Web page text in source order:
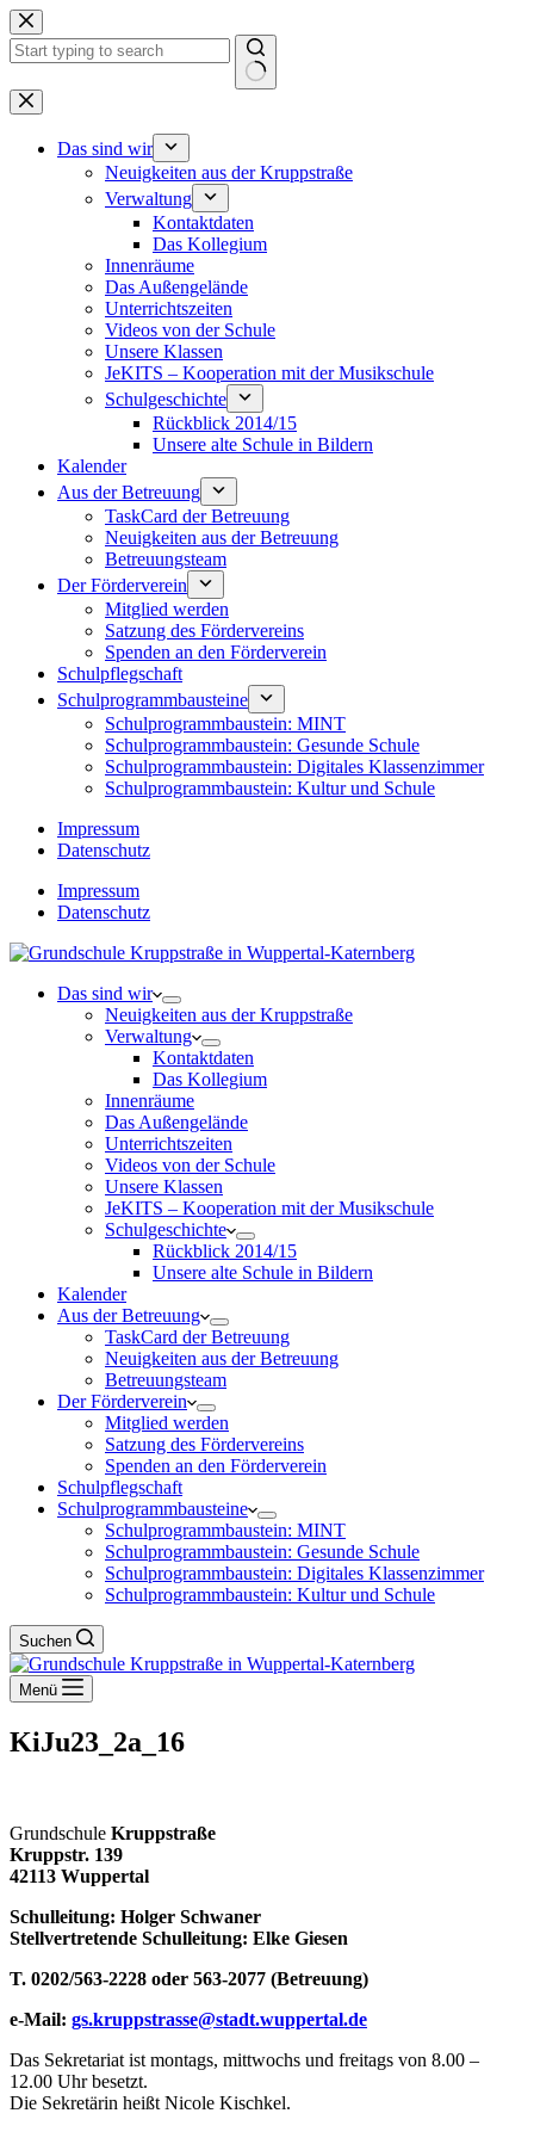
Zum
Inhalt
springen
Keine
Ergebnisse
Das sind wir
Neuigkeiten aus der Kruppstraße
Verwaltung
Kontaktdaten
Das Kollegium
Innenräume
Das Außengelände
Unterrichtszeiten
Videos von der Schule
Unsere Klassen
JeKITS – Kooperation mit der Musikschule
Schulgeschichte
Rückblick 2014/15
Unsere alte Schule in Bildern
Kalender
Aus der Betreuung
TaskCard der Betreuung
Neuigkeiten aus der Betreuung
Betreuungsteam
Der Förderverein
Mitglied werden
Satzung des Fördervereins
Spenden an den Förderverein
Schulpflegschaft
Schulprogrammbausteine
Schulprogrammbaustein: MINT
Schulprogrammbaustein: Gesunde Schule
Schulprogrammbaustein: Digitales Klassenzimmer
Schulprogrammbaustein: Kultur und Schule
Impressum
Datenschutz
Impressum
Datenschutz
Das sind wir
Neuigkeiten aus der Kruppstraße
Verwaltung
Kontaktdaten
Das Kollegium
Innenräume
Das Außengelände
Unterrichtszeiten
Videos von der Schule
Unsere Klassen
JeKITS – Kooperation mit der Musikschule
Schulgeschichte
Rückblick 2014/15
Unsere alte Schule in Bildern
Kalender
Aus der Betreuung
TaskCard der Betreuung
Neuigkeiten aus der Betreuung
Betreuungsteam
Der Förderverein
Mitglied werden
Satzung des Fördervereins
Spenden an den Förderverein
Schulpflegschaft
Schulprogrammbausteine
Schulprogrammbaustein: MINT
Schulprogrammbaustein: Gesunde Schule
Schulprogrammbaustein: Digitales Klassenzimmer
Schulprogrammbaustein: Kultur und Schule
Suchen
Menü
KiJu23_2a_16
Grundschule Kruppstraße
Kruppstr. 139
42113 Wuppertal
Schulleitung: Holger Schwaner
Stellvertretende Schulleitung: Elke Giesen
T. 0202/563-2228 oder 563-2077 (Betreuung)
e-Mail: gs.kruppstrasse@stadt.wuppertal.de
Das Sekretariat ist montags, mittwochs und freitags von 8.00 –
12.00 Uhr besetzt.
Die Sekretärin heißt Nicole Kischkel.